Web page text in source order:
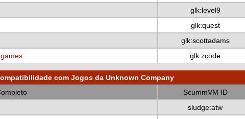
glk:level9
glk:quest
glk:scottadams
glk:zcode
com Jogos da Unknown Company
ScummVM ID
sludge:atw